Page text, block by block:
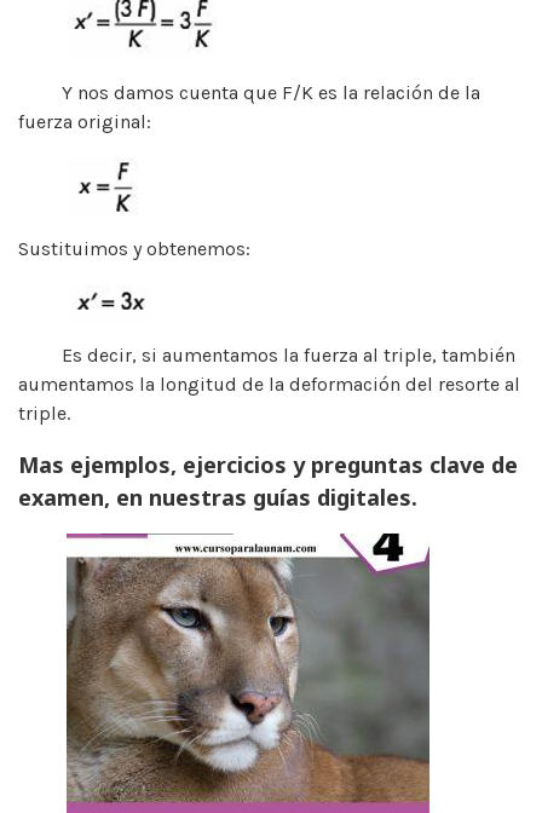
Y nos damos cuenta que F/K es la relación de la
fuerza original:
Sustituimos y obtenemos:
Es decir, si aumentamos la fuerza al triple, también
aumentamos la longitud de la deformación del resorte al
triple.
Mas ejemplos, ejercicios y preguntas clave de
examen, en nuestras guías digitales.